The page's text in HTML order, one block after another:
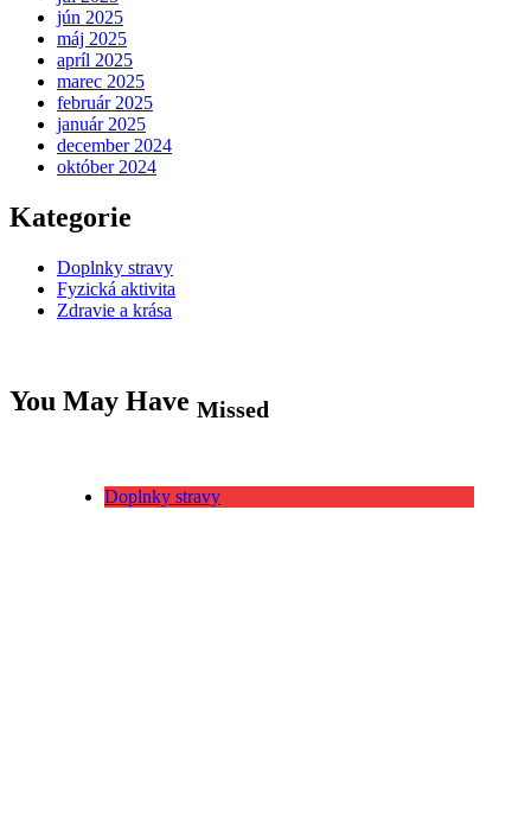
jún 2025
máj 2025
apríl 2025
marec 2025
február 2025
január 2025
december 2024
október 2024
Kategorie
Doplnky stravy
Fyzická aktivita
Zdravie a krása
You May Have Missed
Doplnky stravy